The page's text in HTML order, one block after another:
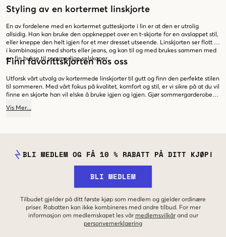
Styling av en kortermet linskjorte
En av fordelene med en kortermet gutteskjorte i lin er at den er utrolig
allsidig. Han kan bruke den oppkneppet over en t-skjorte for en avslappet stil,
eller kneppe den helt igjen for et mer dresset utseende. Linskjorten ser flott ut
i kombinasjon med shorts eller jeans, og kan til og med brukes sammen med
en fin bukse til sommerlige selskaper.
Finn favorittskjorten hos oss
Utforsk vårt utvalg av kortermede linskjorter til gutt og finn den perfekte stilen
til sommeren. Med vårt fokus på kvalitet, komfort og stil, er vi sikre på at du vil
finne en skjorte han vil elske å bruke igjen og igjen. Gjør sommergarderoben
Vis Mer...
BLI MEDLEM OG FÅ 10 % RABATT PÅ DITT KJØP!
BLI MEDLEM
Tilbudet gjelder på ditt første kjøp som medlem og gjelder ordinære
priser. Rabatten kan ikke kombineres med andre tilbud. For mer
informasjon om medlemskapet les vår medlemsvilkår and our
personvernerklaering